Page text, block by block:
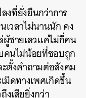
ที่ยั่งยืนกว่าการ
เวลาไม่นานนัก คง
ผู้ชายเลวแค่ไม่กี่คน
คนไม่น้อยที่ชอบถูก
ตั้งคำถามต่อสังคม
มิดทางเพศเกิดขึ้น
เสียยิ่งกว่า